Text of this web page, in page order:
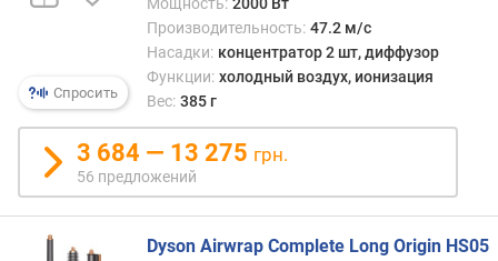
о
г
о
п
о
т
Спросить
Производительность: 47.2 м/с
Насадки: концентратор 2 шт, диффузор
Функции: холодный воздух, ионизация
Вес: 385 г
3 684 — 13 275 грн.
56 предложений
Dyson Airwrap Complete Long Origin HS05